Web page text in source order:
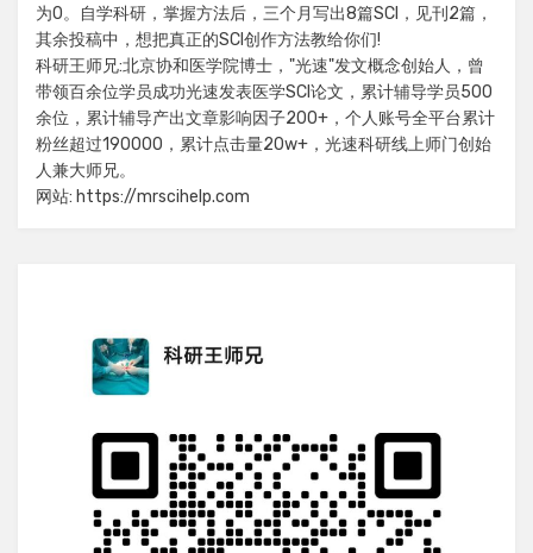
为0。自学科研，掌握方法后，三个月写出8篇SCI，见刊2篇，
其余投稿中，想把真正的SCI创作方法教给你们!
科研王师兄:北京协和医学院博士，"光速"发文概念创始人，曾
带领百余位学员成功光速发表医学SCI论文，累计辅导学员500
余位，累计辅导产出文章影响因子200+，个人账号全平台累计
粉丝超过190000，累计点击量20w+，光速科研线上师门创始
人兼大师兄。
网站: https://mrscihelp.com